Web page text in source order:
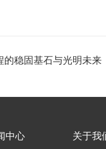
的稳固基石与光明未来
中心 关于我